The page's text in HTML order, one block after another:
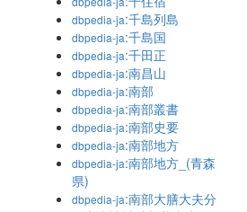
dbpedia-ja:千島列島
dbpedia-ja:千島国
dbpedia-ja:千田正
dbpedia-ja:南昌山
dbpedia-ja:南部
dbpedia-ja:南部叢書
dbpedia-ja:南部史要
dbpedia-ja:南部地方
dbpedia-ja:南部地方_(青森
県)
dbpedia-ja:南部大膳大夫分